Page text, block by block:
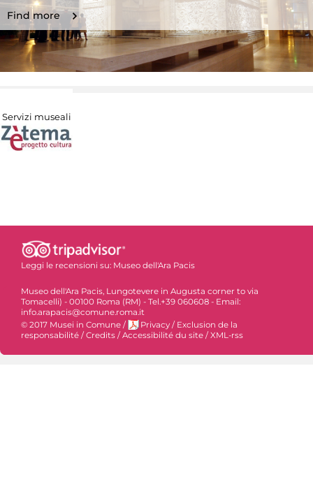
Find more
Servizi museali
Leggi le recensioni su: Museo dell'Ara Pacis
Museo dell'Ara Pacis, Lungotevere in Augusta corner to via
Tomacelli) - 00100 Roma (RM) - Tel.+39 060608 - Email:
info.arapacis@comune.roma.it
© 2017 Musei in Comune / Privacy / Exclusion de la
responsabilité / Credits / Accessibilité du site / XML-rss